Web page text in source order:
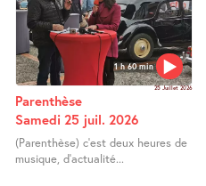
1 h 60 min
25 Juillet 2026
Parenthèse
Samedi 25 juil. 2026
(Parenthèse) c’est deux heures de
musique, d’actualité...